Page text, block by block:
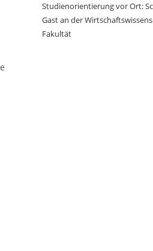
Studienorientierung vor Ort:
Gast an der
Fakultät